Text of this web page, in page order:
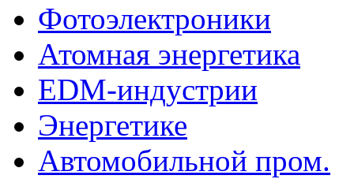
Фотоэлектроники
Атомная энергетика
EDM-индустрии
Энергетике
Автомобильной пром.